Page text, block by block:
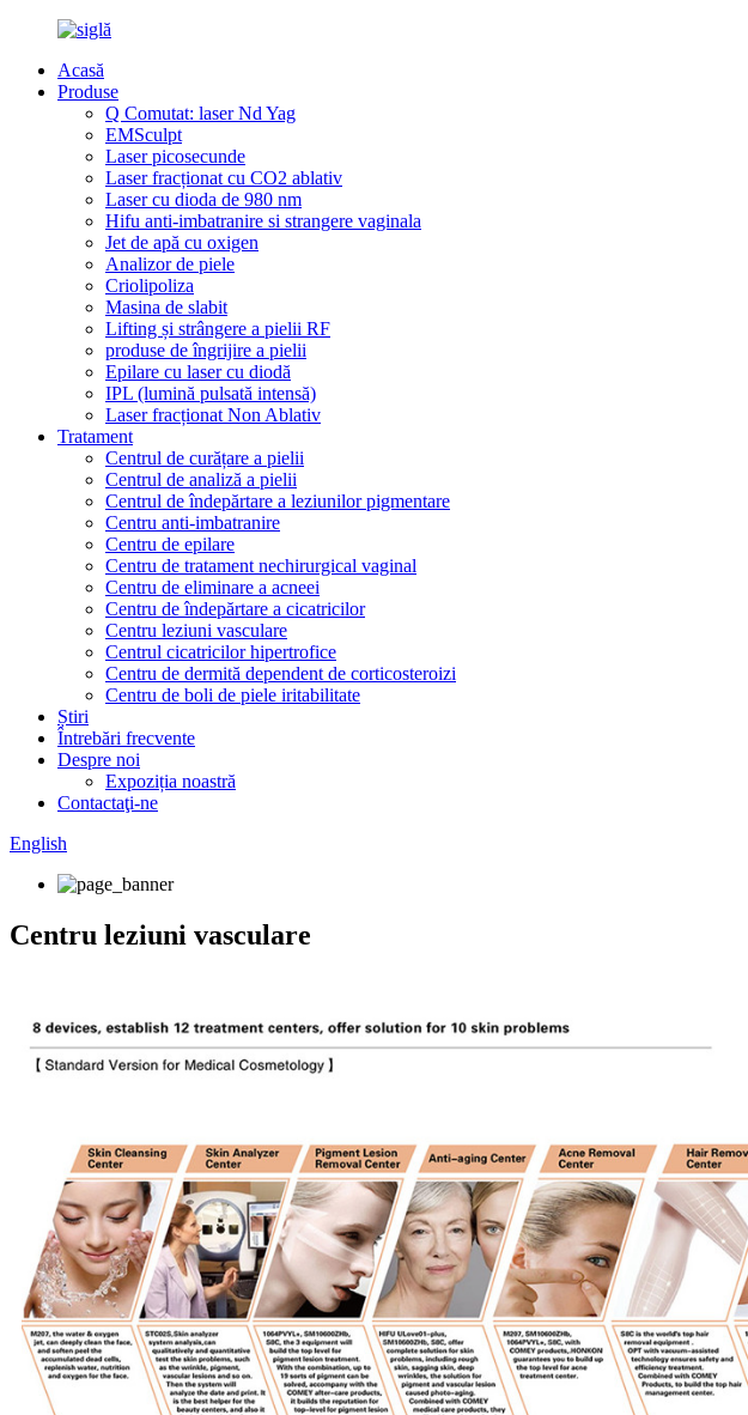
Acasă
Produse
Q Comutat: laser Nd Yag
EMSculpt
Laser picosecunde
Laser fracționat cu CO2 ablativ
Laser cu dioda de 980 nm
Hifu anti-imbatranire si strangere vaginala
Jet de apă cu oxigen
Analizor de piele
Criolipoliza
Masina de slabit
Lifting și strângere a pielii RF
produse de îngrijire a pielii
Epilare cu laser cu diodă
IPL (lumină pulsată intensă)
Laser fracționat Non Ablativ
Tratament
Centrul de curățare a pielii
Centrul de analiză a pielii
Centrul de îndepărtare a leziunilor pigmentare
Centru anti-imbatranire
Centru de epilare
Centru de tratament nechirurgical vaginal
Centru de eliminare a acneei
Centru de îndepărtare a cicatricilor
Centru leziuni vasculare
Centrul cicatricilor hipertrofice
Centru de dermită dependent de corticosteroizi
Centru de boli de piele iritabilitate
Știri
Întrebări frecvente
Despre noi
Expoziția noastră
Contactaţi-ne
English
Centru leziuni vasculare